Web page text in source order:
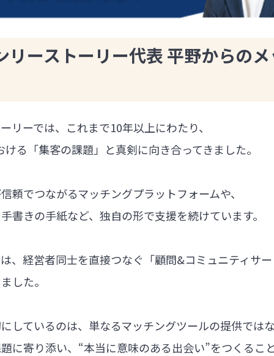
リーストーリー代表 平野からの
リーでは、これまで10年以上にわたり、
る「集客の課題」と真剣に向き合ってきました。
頼でつながるマッチングプラットフォームや、
書きの手紙など、独自の形で支援を続けています。
、経営者同士を直接つなぐ「顧問&コミュニティサ
した。
しているのは、単なるマッチングツールの提供では
に寄り添い、“本当に意味のある出会い”をつくるこ